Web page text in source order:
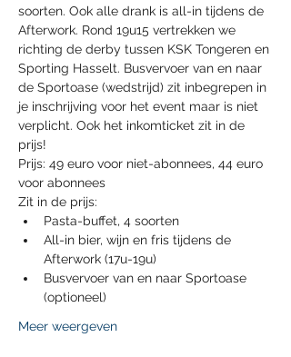
soorten. Ook alle drank is all-in tijdens de
Afterwork. Rond 19u15 vertrekken we
richting de derby tussen KSK Tongeren en
Sporting Hasselt. Busvervoer van en naar
de Sportoase (wedstrijd) zit inbegrepen in
je inschrijving voor het event maar is niet
verplicht. Ook het inkomticket zit in de
prijs!
Prijs: 49 euro voor niet-abonnees, 44 euro
voor abonnees
Zit in de prijs:
Pasta-buffet, 4 soorten
All-in bier, wijn en fris tijdens de
Afterwork (17u-19u)
Busvervoer van en naar Sportoase
(optioneel)
Meer weergeven